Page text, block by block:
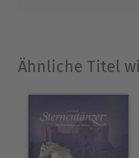
Ähnliche Titel